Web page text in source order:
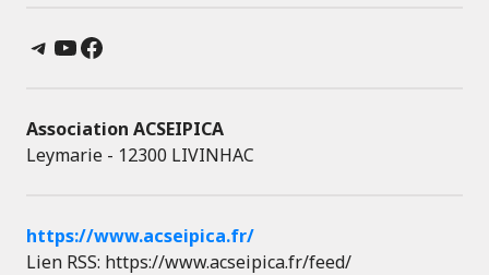
Telegram
YouTube
Facebook
Association ACSEIPICA
Leymarie - 12300 LIVINHAC
https://www.acseipica.fr/
Lien RSS: https://www.acseipica.fr/feed/